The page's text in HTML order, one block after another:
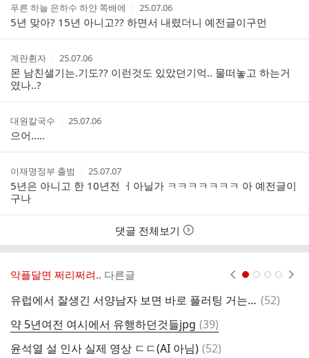
작
성
자
푸른 하늘 은하수 하얀 쪽배에
작
성
시
간
25.07.06
5년 맞아? 15년 아니고?? 하면서 내렸더니 예전글이구먼
작
성
자
계란휜자
작
성
시
25.07.06
몬 남친샐기는.기도?? 이런것도 있았던기억.. 물떠놓고 하는거
였나..?
작
성
자
대원칼국수
작
간
25.07.06
으어.....
작
성
자
이재명정부 출범
작
성
시
25.07.07
5년은 아니고 한 10년전 ㅓ아닐가 ㅋㅋㅋㅋㅋㅋㅋ 아 예전글이
구나
댓글 전체보기
악플달면 쩌리쩌려.. 다른글
유럽에서 잘생긴 서양남자 보면 바로 플러팅 거는 중국인 틱토커 여성 댓
(52)
약 5년여전 여시에서 유행하던것들jpg 댓
글
(39)
윤석열 설 인사 실제 영상 ㄷㄷ(AI 아님) 댓
(52)